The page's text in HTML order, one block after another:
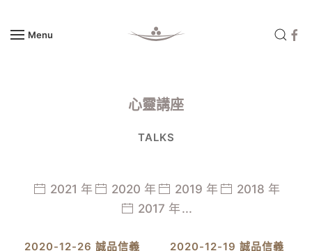
Skip to main content
Menu
心靈講座
TALKS
2021 年 2020 年 2019 年
2018 年
2017 年...
2020-12-26 誠品信義
2020-12-19 誠品信義